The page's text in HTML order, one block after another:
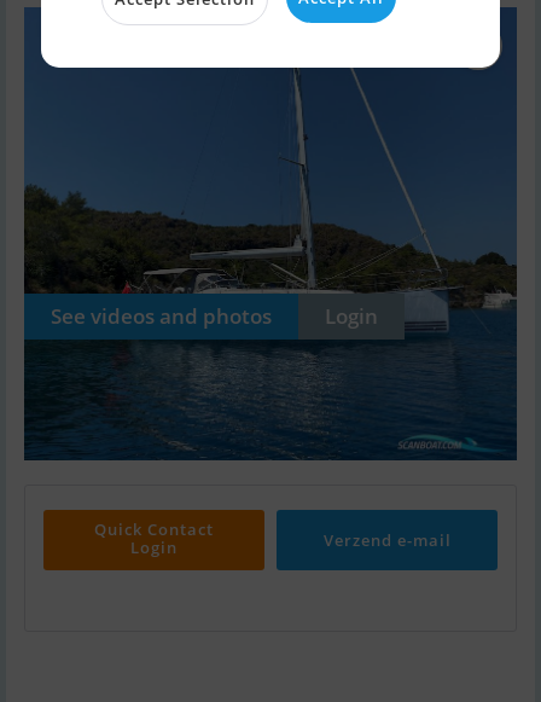
See videos and photos Login
Quick Contact
Login
Verzend e-mail